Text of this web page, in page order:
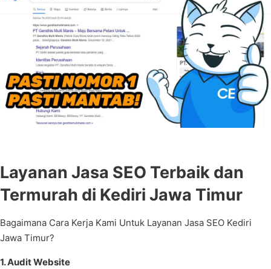
Layanan Jasa SEO Terbaik dan
Termurah di Kediri Jawa Timur
Bagaimana Cara Kerja Kami Untuk Layanan Jasa SEO Kediri
Jawa Timur?
1. Audit Website